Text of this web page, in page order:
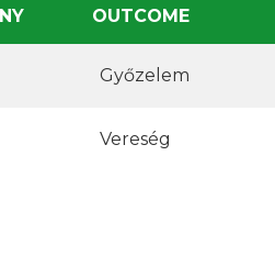
OUTCOME
Győzelem
Vereség